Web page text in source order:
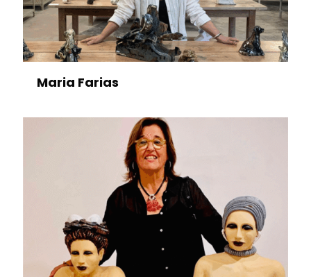
Maria Farias